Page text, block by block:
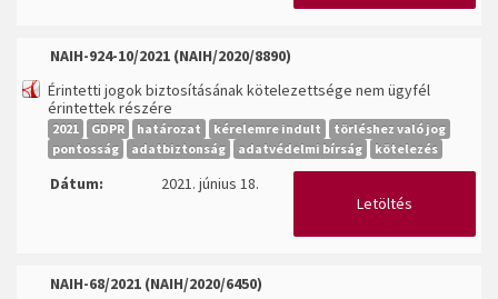
NAIH-924-10/2021 (NAIH/2020/8890)
Érintetti jogok biztosításának kötelezettsége nem ügyfél
érintettek részére
2021 GDPR határozat kérelemre indult
törléshez való jog
pontosság
adatbiztonság adatvédelmi bírság kötelezés
Dátum:
2021. június 18.
Letöltés
NAIH-68/2021 (NAIH/2020/6450)